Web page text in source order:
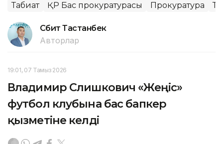
Табиғат ҚР Бас прокуратурасы Прокуратура
Сәбит Тастанбек
Авторлар
19:01, 07 Тамыз 2026
Владимир Слишкович «Жеңіс»
футбол клубына бас бапкер
қызметіне келді